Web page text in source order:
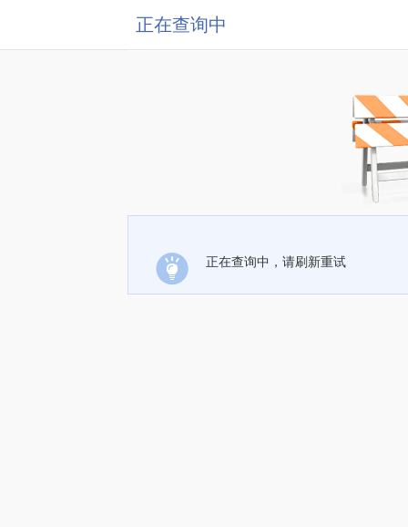
正在查询中
正在查询中，请刷新重试